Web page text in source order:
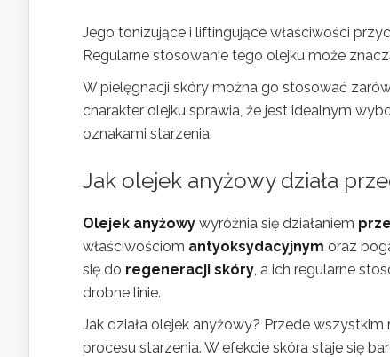
Jego tonizujące i liftingujące właściwości
Regularne stosowanie tego olejku może
W pielęgnacji skóry można go stosować
charakter olejku sprawia, że jest idealnym
oznakami starzenia.
Jak olejek anyżowy działa
Olejek anyżowy wyróżnia się działaniem
właściwościom antyoksydacyjnym oraz
się do regeneracji skóry, a ich regularne
drobne linie.
Jak działa olejek anyżowy? Przede
procesu starzenia. W efekcie skóra staje się